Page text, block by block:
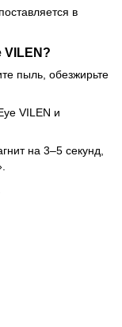
в
VILEN?
пыль, обезжирьте
VILEN и
на 3–5 секунд,